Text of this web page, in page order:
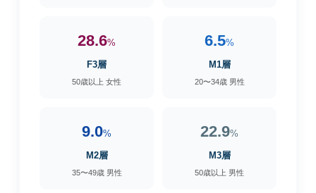
28.6%
F3層
50歳以上 女性
6.5%
M1層
20〜34歳 男性
9.0%
M2層
35〜49歳 男性
22.9%
M3層
50歳以上 男性